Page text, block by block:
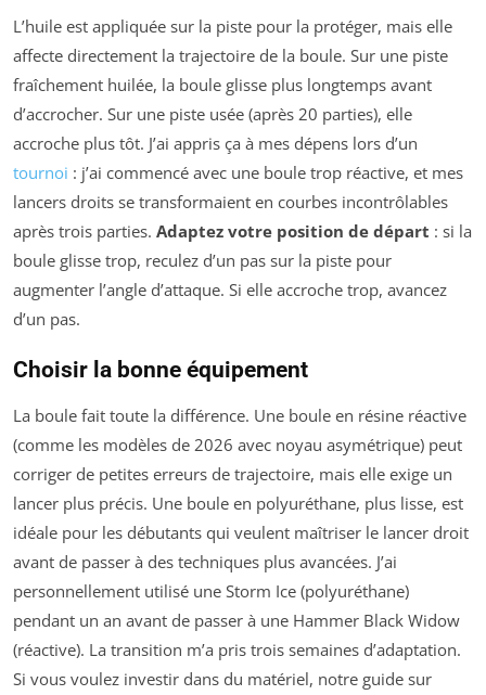
L’huile est appliquée sur la piste pour la protéger, mais elle
affecte directement la trajectoire de la boule. Sur une piste
fraîchement huilée, la boule glisse plus longtemps avant
d’accrocher. Sur une piste usée (après 20 parties), elle
accroche plus tôt. J’ai appris ça à mes dépens lors d’un
tournoi : j’ai commencé avec une boule trop réactive, et mes
lancers droits se transformaient en courbes incontrôlables
après trois parties. Adaptez votre position de départ : si la
boule glisse trop, reculez d’un pas sur la piste pour
augmenter l’angle d’attaque. Si elle accroche trop, avancez
d’un pas.
Choisir la bonne équipement
La boule fait toute la différence. Une boule en résine réactive
(comme les modèles de 2026 avec noyau asymétrique) peut
corriger de petites erreurs de trajectoire, mais elle exige un
lancer plus précis. Une boule en polyuréthane, plus lisse, est
idéale pour les débutants qui veulent maîtriser le lancer droit
avant de passer à des techniques plus avancées. J’ai
personnellement utilisé une Storm Ice (polyuréthane)
pendant un an avant de passer à une Hammer Black Widow
(réactive). La transition m’a pris trois semaines d’adaptation.
Si vous voulez investir dans du matériel, notre guide sur